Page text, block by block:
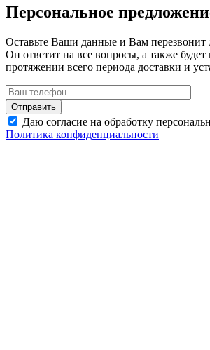
Персональное
Оставьте Ваши данные и Вам
Он ответит на все вопросы, а также будет
протяжении всего периода доставки и
Даю согласие на обработку
Политика конфиденциальности